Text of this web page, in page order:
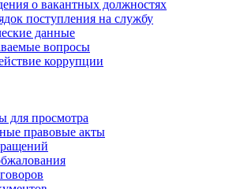
о вакантных должностях
поступления на службу
данные
вопросы
коррупции
для просмотра
правовые акты